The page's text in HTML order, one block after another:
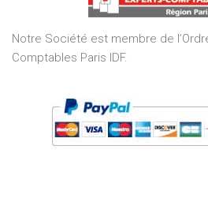
5
Notre Société est membre de
Comptables Paris IDF.